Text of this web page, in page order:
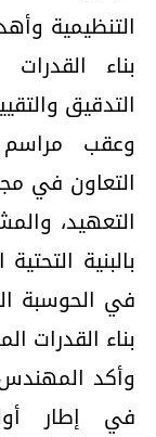
التنظيمية
بناء
التدقيق
وعقب مراسم
التعاون في
التعهيد،
بالبنية
في الحوسبة
بناء القدرات
وأكد
في إطار